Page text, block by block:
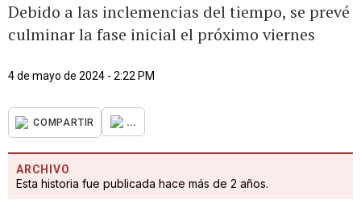
Debido a las inclemencias del tiempo, se prevé
culminar la fase inicial el próximo viernes
4 de mayo de 2024 - 2:22 PM
COMPARTIR ...
ARCHIVO
Esta historia fue publicada hace más de 2 años.